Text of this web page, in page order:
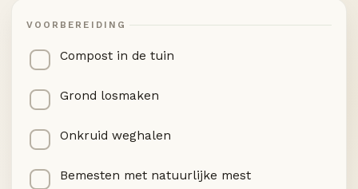
VOORBEREIDING
Compost in de tuin
Grond losmaken
Onkruid weghalen
Bemesten met natuurlijke mest